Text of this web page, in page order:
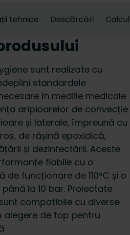
tehnice Descărcări
sunt realizate cu
standardele
în mediile medicale
aripioarelor de convecție
și laterale, împreună cu
de rășină epoxidică,
și dezinfectării. Aceste
fiabile cu o
funcționare de 110°C și o
la 10 bar. Proiectate
compatibile cu diverse
alegere de top pentru